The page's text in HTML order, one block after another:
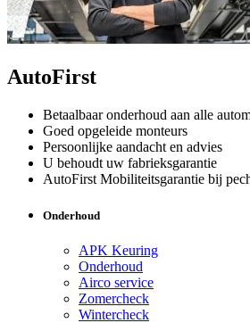
AutoFirst
Betaalbaar onderhoud aan alle
Goed opgeleide monteurs
Persoonlijke aandacht en advies
U behoudt uw fabrieksgarantie
AutoFirst Mobiliteitsgarantie bij
Onderhoud
APK Keuring
Onderhoud
Airco service
Zomercheck
Wintercheck